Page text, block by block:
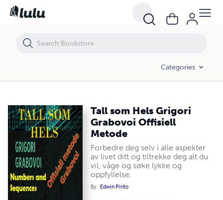
Categories
Tall som Hels Grigori
Grabovoi Offisiell
Metode
Forbedre deg selv i alle aspekter
av livet ditt og tiltrekke deg alt du
vil, våge og søke lykke og
oppfyllelse.
By Edwin Pinto
Tall som Hels Grigori Grabovoi Offisiell Metode